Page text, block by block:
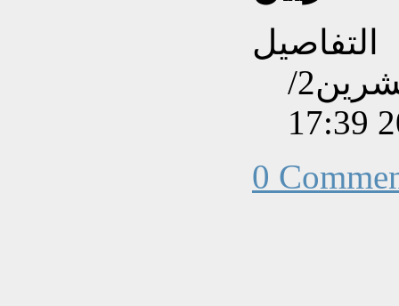
التفاصيل
تم إنشاءه بتاريخ الأحد, 18 تشرين2/
0